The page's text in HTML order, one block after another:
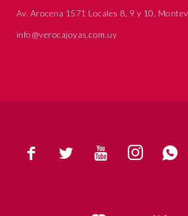
    
Av. Arocena 1571 Locales 8, 9 y 10,
info@verocajoyas.com.uy